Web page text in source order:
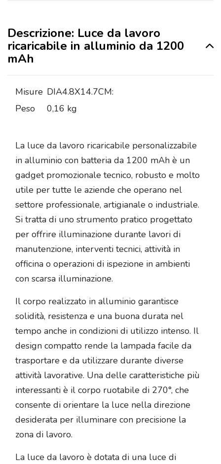
Descrizione: Luce da lavoro
ricaricabile in alluminio da 1200
mAh
Misure DIA4.8X14.7CM:
Peso
0,16 kg
La luce da lavoro ricaricabile personalizzabile
in alluminio con batteria da 1200 mAh è un
gadget promozionale tecnico, robusto e molto
utile per tutte le aziende che operano nel
settore professionale, artigianale o industriale.
Si tratta di uno strumento pratico progettato
per offrire illuminazione durante lavori di
manutenzione, interventi tecnici, attività in
officina o operazioni di ispezione in ambienti
con scarsa illuminazione.
Il corpo realizzato in alluminio garantisce
solidità, resistenza e una buona durata nel
tempo anche in condizioni di utilizzo intenso. Il
design compatto rende la lampada facile da
trasportare e da utilizzare durante diverse
attività lavorative. Una delle caratteristiche più
interessanti è il corpo ruotabile di 270°, che
consente di orientare la luce nella direzione
desiderata per illuminare con precisione la
zona di lavoro.
La luce da lavoro è dotata di una luce di